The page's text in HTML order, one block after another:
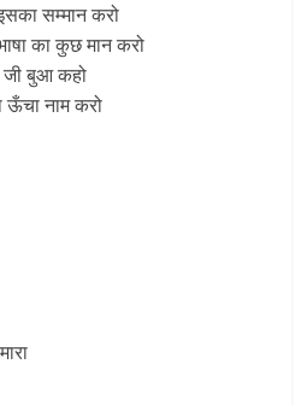
सम्मान करो
का कुछ मान करो
जी बुआ कहो
ऊँचा नाम करो